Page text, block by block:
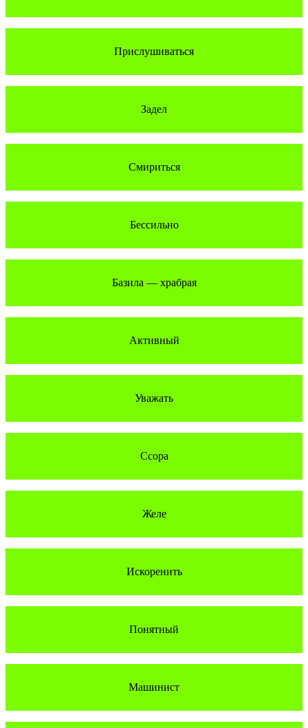
Прислушиваться
Задел
Смириться
Бессильно
Базила — храбрая
Активный
Уважать
Ссора
Желе
Искоренить
Понятный
Машинист